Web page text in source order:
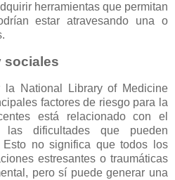
herramientas que permitan
estar atravesando una o
sociales
la National Library of Medicine
factores de riesgo para la
está relacionado con el
dificultades que pueden
Esto no significa que todos los
estresantes o traumáticas
pero sí puede generar una